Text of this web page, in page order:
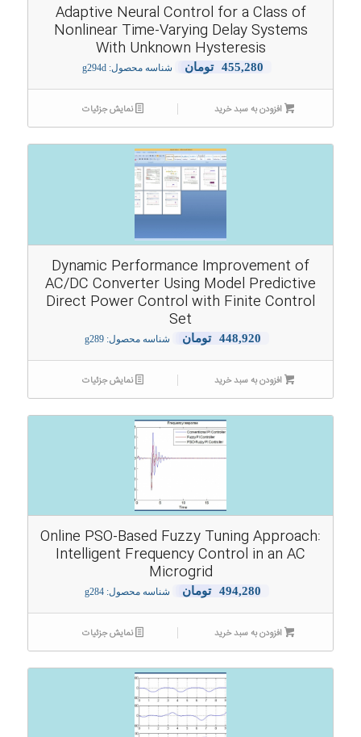
Adaptive Neural Control for a Class of
Nonlinear Time-Varying Delay Systems
With Unknown Hysteresis
455,280 تومان شناسه محصول: g294d
افزودن به سبد خرید نمایش جزئیات
Dynamic Performance Improvement of
AC/DC Converter Using Model Predictive
Direct Power Control with Finite Control
Set
448,920 تومان شناسه محصول: g289
افزودن به سبد خرید نمایش جزئیات
Online PSO-Based Fuzzy Tuning Approach:
Intelligent Frequency Control in an AC
Microgrid
494,280 تومان شناسه محصول: g284
افزودن به سبد خرید نمایش جزئیات